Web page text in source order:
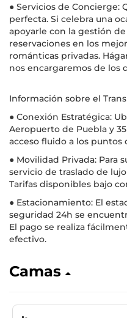
● Servicios de Concierge:
perfecta. Si celebra una
apoyarle con la gestión
reservaciones en los
románticas privadas.
nos encargaremos de los
Información sobre el
● Conexión Estratégica:
Aeropuerto de Puebla y
acceso fluido a los puntos
● Movilidad Privada: Para
servicio de traslado de
Tarifas disponibles bajo
● Estacionamiento: El
seguridad 24h se
El pago se realiza
efectivo.
Camas